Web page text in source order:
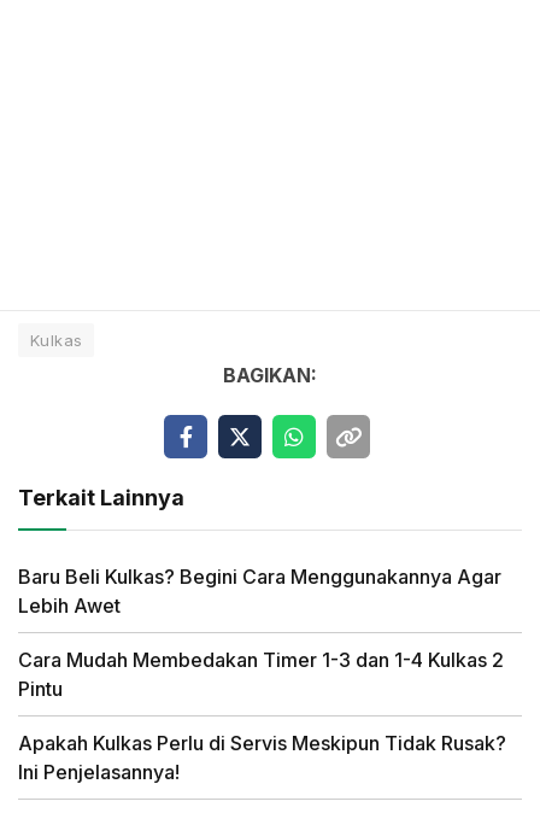
Kulkas
BAGIKAN:
Terkait Lainnya
Baru Beli Kulkas? Begini Cara Menggunakannya Agar
Lebih Awet
Cara Mudah Membedakan Timer 1-3 dan 1-4 Kulkas 2
Pintu
Apakah Kulkas Perlu di Servis Meskipun Tidak Rusak?
Ini Penjelasannya!